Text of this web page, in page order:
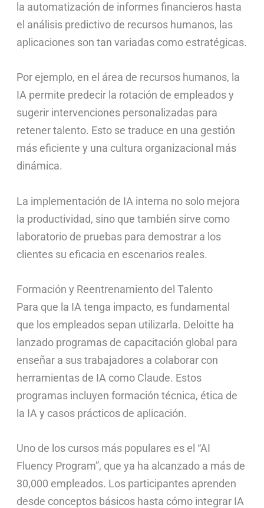
la automatización de informes financieros hasta
el análisis predictivo de recursos humanos, las
aplicaciones son tan variadas como estratégicas.
Por ejemplo, en el área de recursos humanos, la
IA permite predecir la rotación de empleados y
sugerir intervenciones personalizadas para
retener talento. Esto se traduce en una gestión
más eficiente y una cultura organizacional más
dinámica.
La implementación de IA interna no solo mejora
la productividad, sino que también sirve como
laboratorio de pruebas para demostrar a los
clientes su eficacia en escenarios reales.
Formación y Reentrenamiento del Talento
Para que la IA tenga impacto, es fundamental
que los empleados sepan utilizarla. Deloitte ha
lanzado programas de capacitación global para
enseñar a sus trabajadores a colaborar con
herramientas de IA como Claude. Estos
programas incluyen formación técnica, ética de
la IA y casos prácticos de aplicación.
Uno de los cursos más populares es el “AI
Fluency Program”, que ya ha alcanzado a más de
30,000 empleados. Los participantes aprenden
desde conceptos básicos hasta cómo integrar IA